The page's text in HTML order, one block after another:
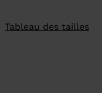
Tableau des tailles